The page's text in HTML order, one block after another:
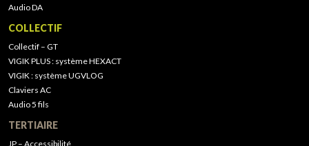
Audio DA
COLLECTIF
Collectif – GT
VIGIK PLUS : système HEXACT
VIGIK : système UGVLOG
Claviers AC
Audio 5 fils
TERTIAIRE
JP – Accessibilité